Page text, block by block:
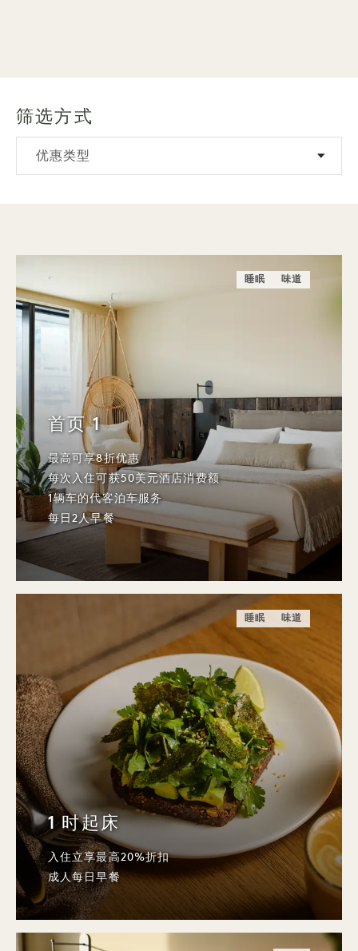
筛选方式
优惠类型
睡眠 味道
首页 1
最高可享8折优惠
每次入住可获50美元酒店消费额
1辆车的代客泊车服务
每日2人早餐
睡眠 味道
1 时起床
入住立享最高20%折扣
成人每日早餐